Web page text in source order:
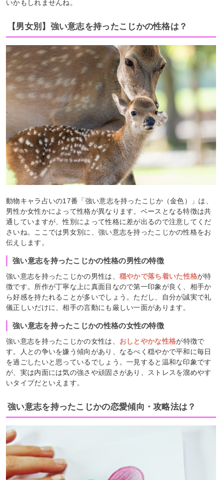
いかもしれませんね。
【男女別】強い意志を持ったこじかの性格は？
動物キャラ占いの17番「強い意志を持ったこじか（金色）」は、
男性か女性かによって性格が異なります。ベースとなる特徴は共
通していますが、性別によって性格に差が出るので注意してくだ
さいね。ここでは男女別に、強い意志を持ったこじかの性格をお
伝えします。
強い意志を持ったこじかの性格の男性の特徴
強い意志を持ったこじかの男性は、 穏やかで落ち着いた性格が特
徴です。所作が丁寧な上に真面目なので第一印象が良く、相手か
ら好感を持たれることが多いでしょう。ただし、自分が誠実で礼
儀正しいだけに、相手の言動にも厳しい一面があります。
強い意志を持ったこじかの性格の女性の特徴
強い意志を持ったこじかの女性は、 おしとやかな性格が特徴で
す。人との争いを嫌う傾向があり、なるべく穏やかで平和に毎日
を過ごしたいと思っているでしょう。一見すると温和な印象です
が、実は内面には気の強さや頑固さがあり、ストレスを溜めやす
いタイプだといえます。
強い意志を持ったこじかの恋愛傾向・攻略法は？